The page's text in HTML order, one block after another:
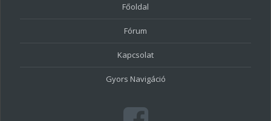
Főoldal
Fórum
Kapcsolat
Gyors Navigáció